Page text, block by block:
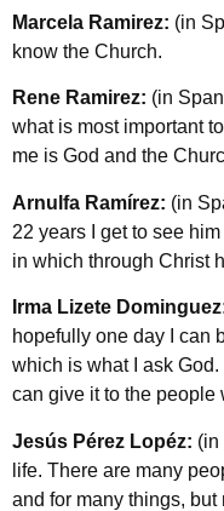
Marcela Ramirez: (in
know the Church.
Rene Ramirez: (in
what is most important
me is God and the
Arnulfa Ramírez: (in
22 years I get to see
in which through Christ
Irma Lizete
hopefully one day I can
which is what I ask God.
can give it to the people
Jesús Pérez Lopéz: (in
life. There are many
and for many things, but